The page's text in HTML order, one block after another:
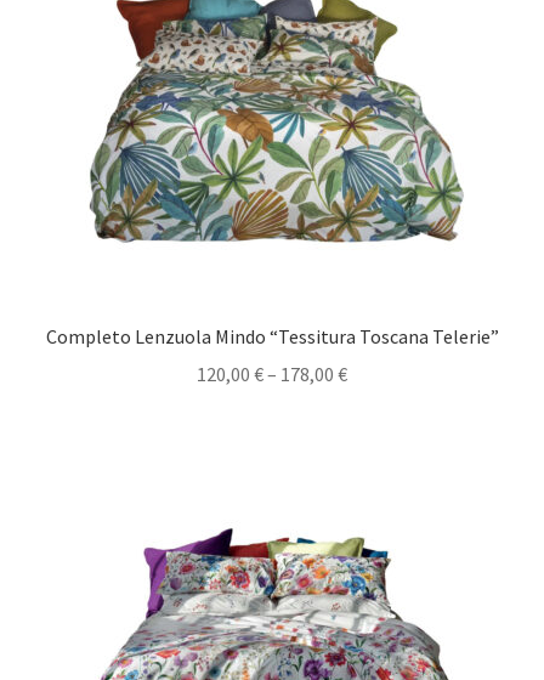
Completo Lenzuola Mindo “Tessitura Toscana Telerie”
120,00 €– 178,00 €